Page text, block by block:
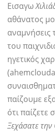
Εισαγω
αθάνατος
αναμνήσεις
του
ηγετικός
παίζουμε
ότι παίζετε
Ξεχάσατε